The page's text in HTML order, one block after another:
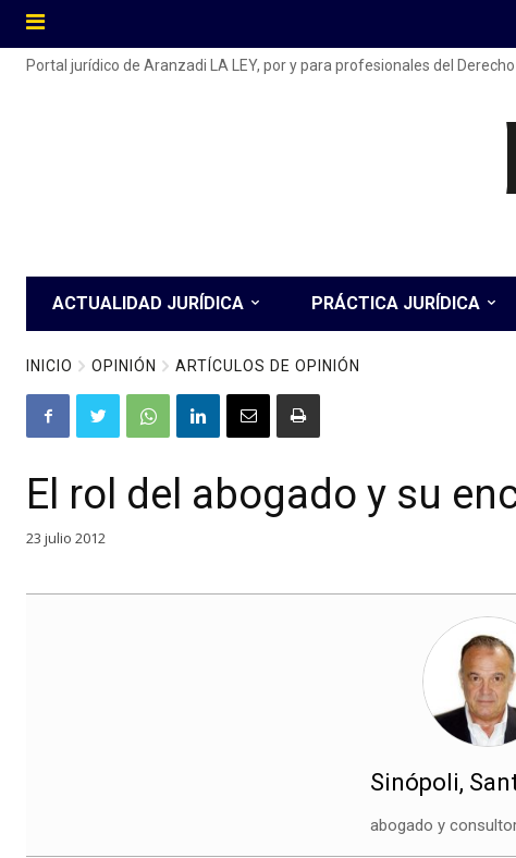
Portal jurídico de Aranzadi LA LEY, por y para profesionales del Derecho
ACTUALIDAD JURÍDICA PRÁCTICA JURÍDICA
INICIO OPINIÓN ARTÍCULOS DE OPINIÓN
El rol del abogado y su
23 julio 2012
Sinópoli,
abogado y